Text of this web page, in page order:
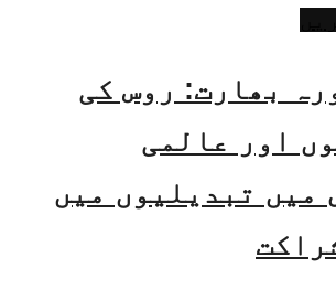
بھارت: روس کی
اور عالمی
میں تبدیلیوں میں